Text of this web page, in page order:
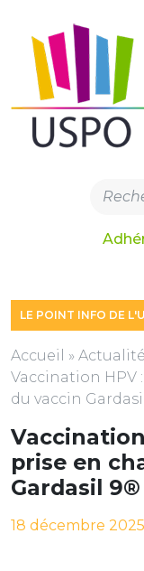
LE POINT INFO DE
Accueil »
Vaccination HPV
du vaccin
prise en
Gardasil 9®
18 décembre 2025